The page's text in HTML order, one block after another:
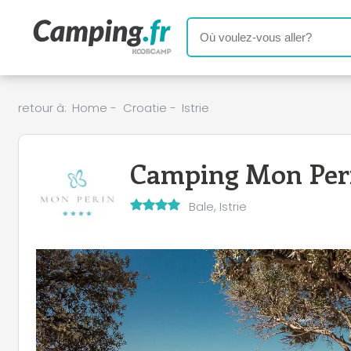
retour à: Home - Croatie - Istrie
Camping Mon
Bale, Istrie